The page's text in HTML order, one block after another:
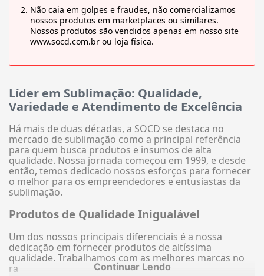
Não caia em golpes e fraudes, não comercializamos
nossos produtos em marketplaces ou similares.
Nossos produtos são vendidos apenas em nosso site
www.socd.com.br ou loja física.
Líder em Sublimação: Qualidade,
Variedade e Atendimento de Excelência
Há mais de duas décadas, a SOCD se destaca no
mercado de sublimação como a principal referência
para quem busca produtos e insumos de alta
qualidade. Nossa jornada começou em 1999, e desde
então, temos dedicado nossos esforços para fornecer
o melhor para os empreendedores e entusiastas da
sublimação.
Produtos de Qualidade Inigualável
Um dos nossos principais diferenciais é a nossa
dedicação em fornecer produtos de altíssima
qualidade. Trabalhamos com as melhores marcas no
ra
Continuar Lendo